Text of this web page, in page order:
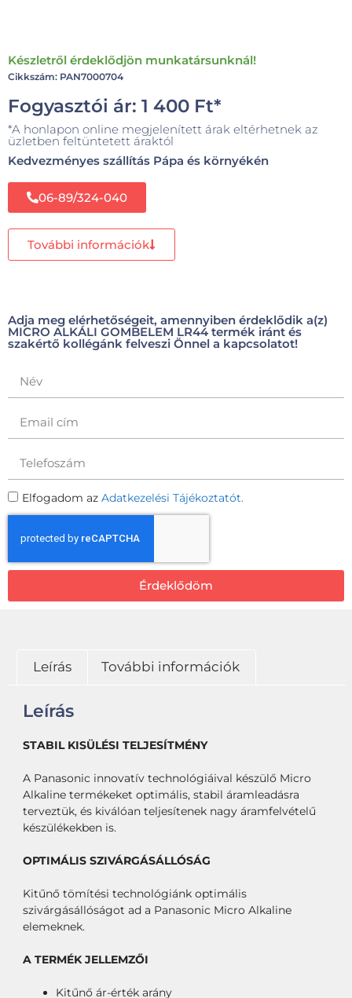
Készletről érdeklődjön munkatársunknál!
Cikkszám: PAN7000704
Fogyasztói ár: 1 400 Ft*
*A honlapon online megjelenített árak eltérhetnek az
üzletben feltüntetett áraktól
Kedvezményes szállítás Pápa és környékén
06-89/324-040
További információk
Adja meg elérhetőségeit, amennyiben érdeklődik a(z)
MICRO ALKÁLI GOMBELEM LR44 termék iránt és
szakértő kollégánk felveszi Önnel a kapcsolatot!
Elfogadom az Adatkezelési Tájékoztatót.
Érdeklődöm
Leírás További információk
Leírás
STABIL KISÜLÉSI TELJESÍTMÉNY
A Panasonic innovatív technológiáival készülő Micro
Alkaline termékeket optimális, stabil áramleadásra
terveztük, és kiválóan teljesítenek nagy áramfelvételű
készülékekben is.
OPTIMÁLIS SZIVÁRGÁSÁLLÓSÁG
Kitűnő tömítési technológiánk optimális
szivárgásállóságot ad a Panasonic Micro Alkaline
elemeknek.
A TERMÉK JELLEMZŐI
Kitűnő ár-érték arány